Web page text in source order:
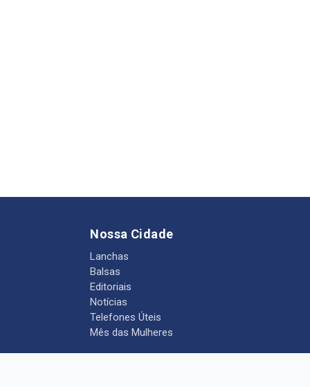
Nossa Cidade
Lanchas
Balsas
Editoriais
Notícias
Telefones Úteis
Mês das Mulheres